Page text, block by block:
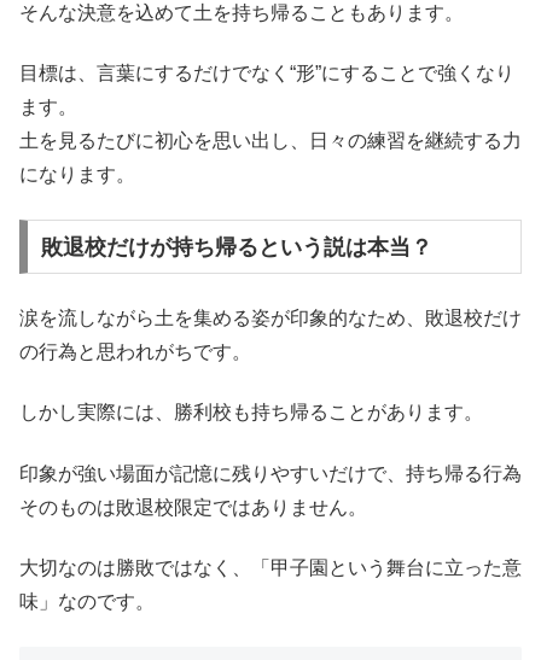
そんな決意を込めて土を持ち帰ることもあります。
目標は、言葉にするだけでなく“形”にすることで強くなり
ます。
土を見るたびに初心を思い出し、日々の練習を継続する力
になります。
敗退校だけが持ち帰るという説は本当？
涙を流しながら土を集める姿が印象的なため、敗退校だけ
の行為と思われがちです。
しかし実際には、勝利校も持ち帰ることがあります。
印象が強い場面が記憶に残りやすいだけで、持ち帰る行為
そのものは敗退校限定ではありません。
大切なのは勝敗ではなく、「甲子園という舞台に立った意
味」なのです。